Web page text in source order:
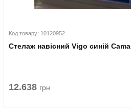
Код товару: 10120952
Стелаж навісний Vigo синій Cama
12.638 грн